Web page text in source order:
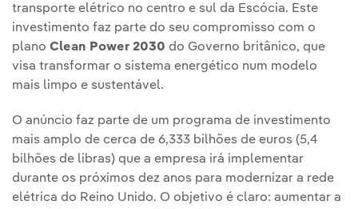
transporte elétrico no centro e sul da Escócia. Este
investimento faz parte do seu compromisso com o
plano Clean Power 2030 do Governo britânico, que
visa transformar o sistema energético num modelo
mais limpo e sustentável.
O anúncio faz parte de um programa de investimento
mais amplo de cerca de 6,333 bilhões de euros (5,4
bilhões de libras) que a empresa irá implementar
durante os próximos dez anos para modernizar a rede
elétrica do Reino Unido. O objetivo é claro: aumentar a